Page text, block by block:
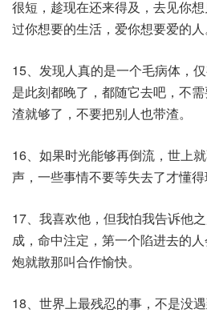
很短，趁现在还来得及，去见你
过你想要的生活，爱你想要爱的人
15、发现人真的是一个毛病体，
是此刻都晚了，都随它去吧，不
渣就够了，不要把别人也带渣。
16、如果时光能够再倒流，世上
声，一些事情不要等失去了才懂得
17、我喜欢他，但我怕我告诉他
成，命中注定，第一个陷进去的
炮就散那叫合作愉快。
18、世界上最残忍的事，不是没